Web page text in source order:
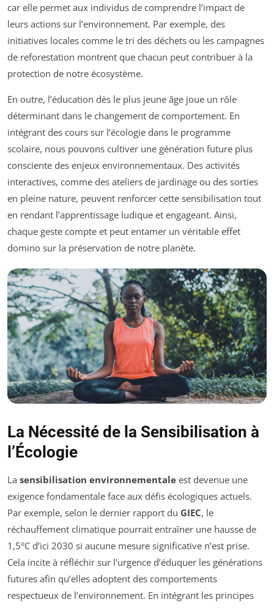
car elle permet aux individus de comprendre l’impact de
leurs actions sur l’environnement. Par exemple, des
initiatives locales comme le tri des déchets ou les campagnes
de reforestation montrent que chacun peut contribuer à la
protection de notre écosystème.
En outre, l’éducation dès le plus jeune âge joue un rôle
déterminant dans le changement de comportement. En
intégrant des cours sur l’écologie dans le programme
scolaire, nous pouvons cultiver une génération future plus
consciente des enjeux environnementaux. Des activités
interactives, comme des ateliers de jardinage ou des sorties
en pleine nature, peuvent renforcer cette sensibilisation tout
en rendant l’apprentissage ludique et engageant. Ainsi,
chaque geste compte et peut entamer un véritable effet
domino sur la préservation de notre planète.
La Nécessité de la Sensibilisation à
l’Écologie
La sensibilisation environnementale est devenue une
exigence fondamentale face aux défis écologiques actuels.
Par exemple, selon le dernier rapport du GIEC, le
réchauffement climatique pourrait entraîner une hausse de
1,5°C d’ici 2030 si aucune mesure significative n’est prise.
Cela incite à réfléchir sur l’urgence d’éduquer les générations
futures afin qu’elles adoptent des comportements
respectueux de l’environnement. En intégrant les principes